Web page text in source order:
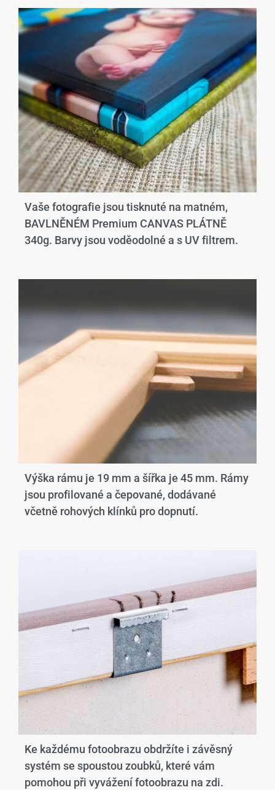
Vaše fotografie jsou tisknuté na matném,
BAVLNĚNÉM Premium CANVAS PLÁTNĚ
340g. Barvy jsou voděodolné a s UV filtrem.
Výška rámu je 19 mm a šířka je 45 mm. Rámy
jsou profilované a čepované, dodávané
včetně rohových klínků pro dopnutí.
Ke každému fotoobrazu obdržíte i závěsný
systém se spoustou zoubků, které vám
pomohou při vyvážení fotoobrazu na zdi.